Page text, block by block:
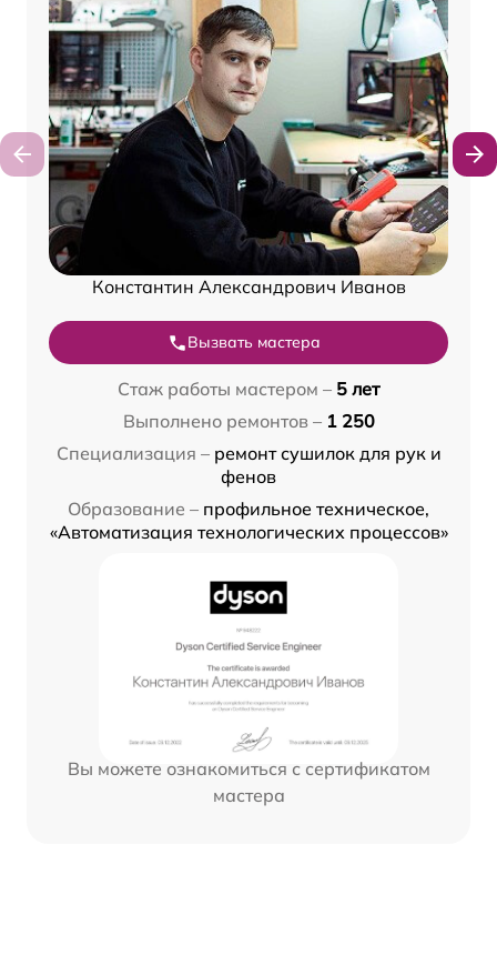
Константин Александрович Иванов
Вызвать мастера
Стаж работы мастером – 5 лет
Выполнено ремонтов – 1 250
Специализация – ремонт сушилок для рук и
фенов
Образование – профильное техническое,
«Автоматизация технологических процессов»
Вы можете ознакомиться с сертификатом
мастера